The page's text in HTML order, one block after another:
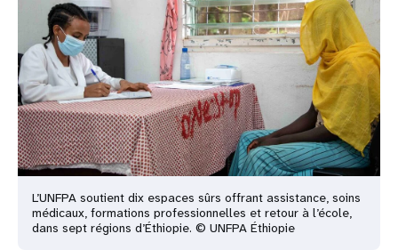
L’UNFPA soutient dix espaces sûrs offrant assistance, soins
médicaux, formations professionnelles et retour à l’école,
dans sept régions d’Éthiopie. © UNFPA Éthiopie